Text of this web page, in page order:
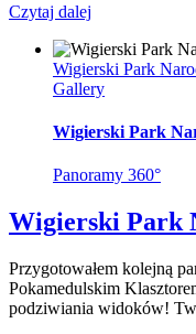
Czytaj dalej
Wigierski Park
Gallery
Wigierski Park
Panoramy 360°
Wigierski Park
Przygotowałem kolejną
Pokamedulskim
podziwiania widoków!